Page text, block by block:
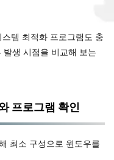
템 최적화 프로그램도 충
발생 시점을 비교해 보는
프로그램 확인
최소 구성으로 윈도우를